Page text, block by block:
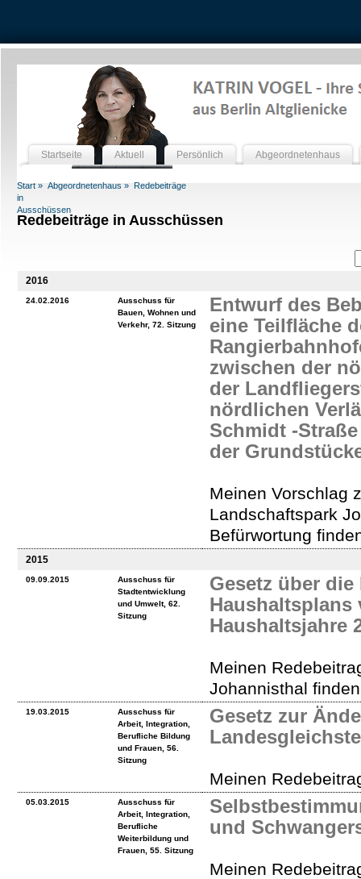
Startseite Aktuell Persönlich Abgeordnetenhaus
Start » Abgeordnetenhaus » Redebeiträge
in
Ausschüssen
Redebeiträge in Ausschüssen
2016
24.02.2016
Ausschuss für
Bauen, Wohnen und
Verkehr, 72. Sitzung
Entwurf des
eine Teilfläche
zwischen der
der
nördlichen
Schmidt -
der
Meinen Vorschlag
Landschaftspark
Befürwortung
2015
09.09.2015
Ausschuss für
Stadtentwicklung
und Umwelt, 62.
Sitzung
Gesetz über
Haushaltsjahre
Meinen
Johannisthal
19.03.2015
Ausschuss für
Arbeit, Integration,
Berufliche Bildung
und Frauen, 56.
Sitzung
Gesetz zur
Meinen
05.03.2015
Ausschuss für
Arbeit, Integration,
Berufliche
Weiterbildung und
Frauen, 55. Sitzung
und
Meinen